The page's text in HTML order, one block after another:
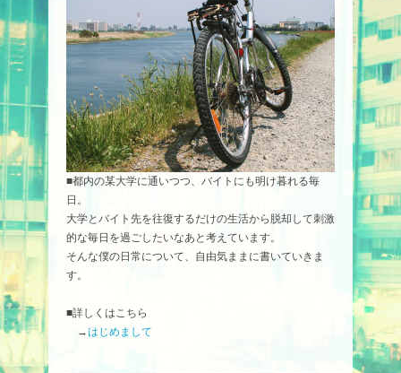
■都内の某大学に通いつつ、バイトにも明け暮れる毎
日。
大学とバイト先を往復するだけの生活から脱却して刺激
的な毎日を過ごしたいなあと考えています。
そんな僕の日常について、自由気ままに書いていきま
す。
■詳しくはこちら
→はじめまして